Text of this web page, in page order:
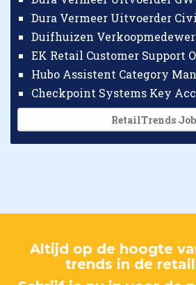
Dura Vermeer Uitvoerder
Duifhuizen
EK Retail Customer Support
Hubo Assistent Category
RetailTrends
Altijd op de hoogte
trends in de